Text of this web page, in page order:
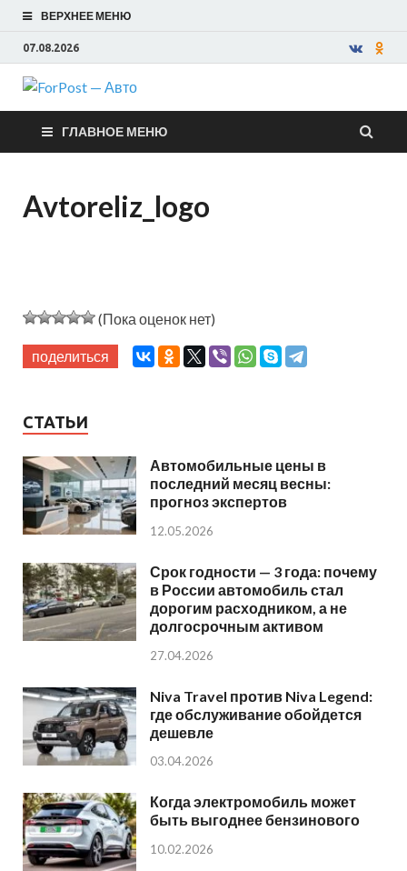
ВЕРХНЕЕ МЕНЮ
07.08.2026
ForPost —
Авто
ГЛАВНОЕ МЕНЮ
Avtoreliz_logo
(Пока оценок нет)
поделиться
СТАТЬИ
Автомобильные цены в
последний месяц весны:
прогноз экспертов
12.05.2026
Срок годности — 3 года: почему
в России автомобиль стал
дорогим расходником, а не
долгосрочным активом
27.04.2026
Niva Travel против Niva Legend:
где обслуживание обойдется
дешевле
03.04.2026
Когда электромобиль может
быть выгоднее бензинового
10.02.2026